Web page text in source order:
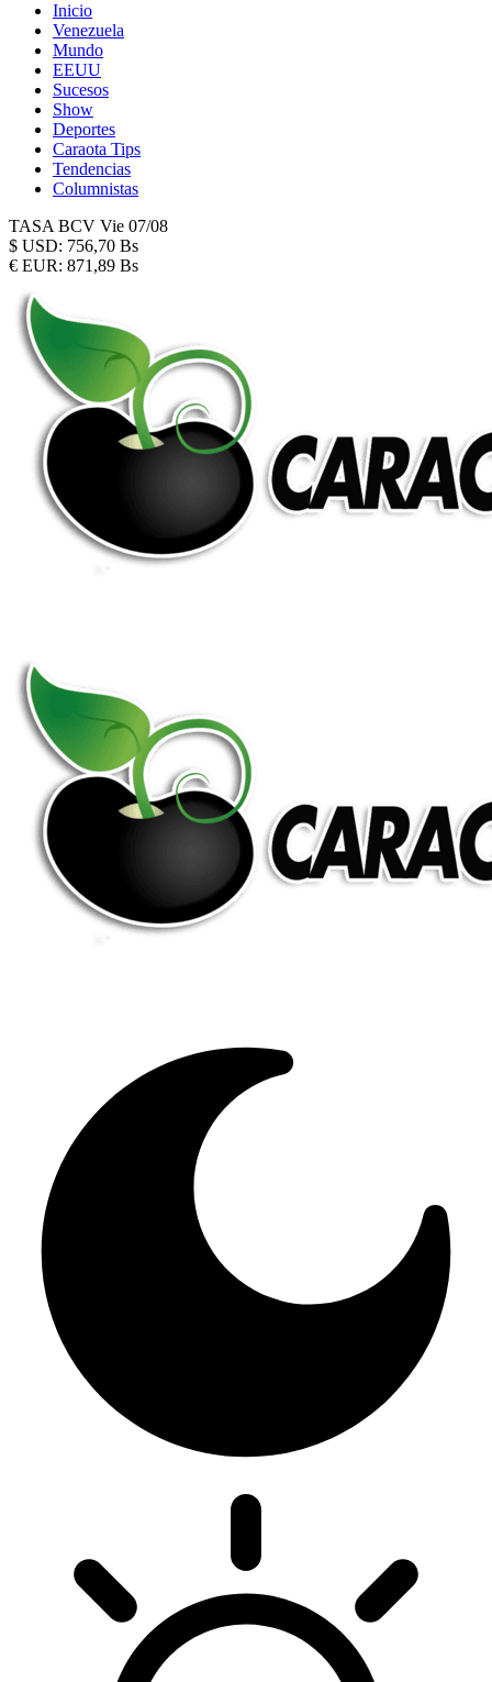
Inicio
Venezuela
Mundo
EEUU
Sucesos
Show
Deportes
Caraota Tips
Tendencias
Columnistas
TASA BCV Vie 07/08
$ USD: 756,70 Bs
€ EUR: 871,89 Bs